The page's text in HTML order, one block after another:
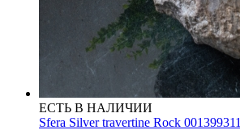
ЕСТЬ В НАЛИЧИИ
Sfera Silver travertine Rock 001399311